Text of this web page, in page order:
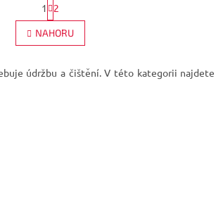
O
v
l
a
t
r
á
n
o
1 2
NAHORU
údržbu a čištění. V této kategorii